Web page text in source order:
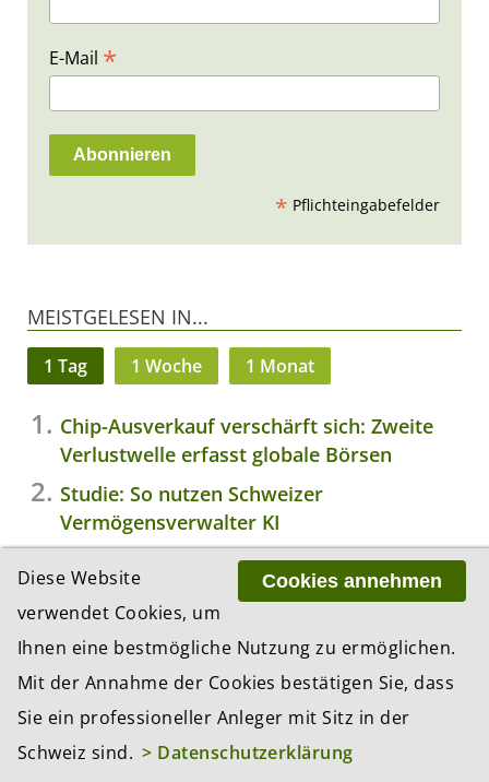
E-Mail *
* Pflichteingabefelder
MEISTGELESEN IN...
1 Tag 1 Woche 1 Monat
Chip-Ausverkauf verschärft sich: Zweite
Verlustwelle erfasst globale Börsen
Studie: So nutzen Schweizer
Vermögensverwalter KI
Candriam: Knappheit ist das neue Normal
– und die meisten Portfolios sind nicht
darauf vorbereitet
Pensionskassen erhalten Zugang zum
Repomarkt
TwentyFour Asset Management lanciert
neuen Multi-Asset-Credit-Fonds
Cookies annehmen
Diese Website
verwendet Cookies, um
Ihnen eine bestmögliche Nutzung zu ermöglichen.
Mit der Annahme der Cookies bestätigen Sie, dass
Sie ein professioneller Anleger mit Sitz in der
Schweiz sind. > Datenschutzerklärung